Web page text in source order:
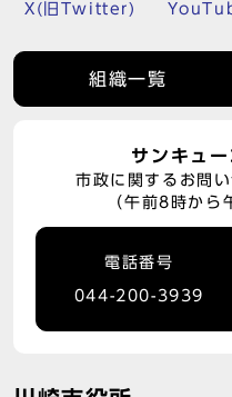
X(旧Twitter)
組織一覧
サンキュ
市政に関するお問
（午前8時か
電話番号
044-200-3939